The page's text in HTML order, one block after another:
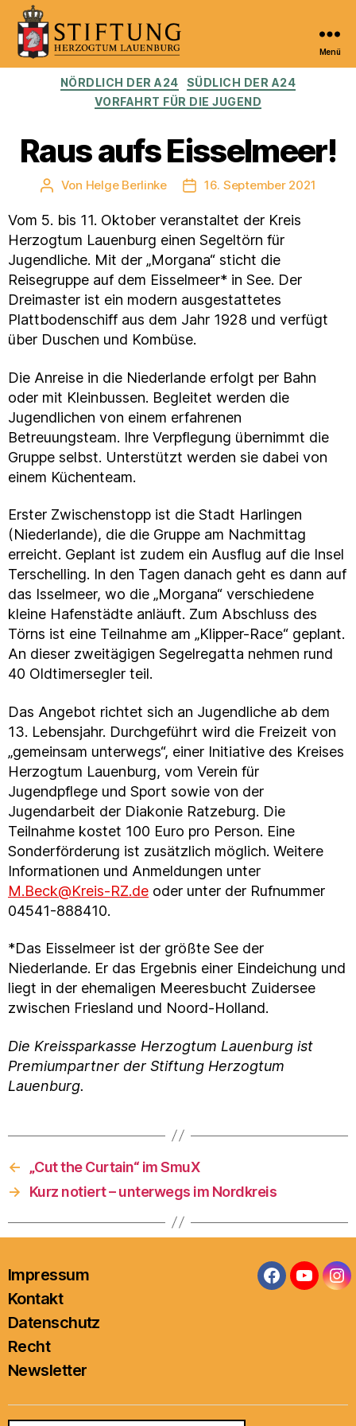
Kulturportal
Lauenburg
Menü
Kategorien
NÖRDLICH DER A24
SÜDLICH DER A24
VORFAHRT FÜR DIE JUGEND
Raus aufs Eisselmeer!
Beitragsautor
Von Helge Berlinke Veröffentlichungsdatum
16. September 2021
Vom 5. bis 11. Oktober veranstaltet der Kreis
Herzogtum Lauenburg einen Segeltörn für
Jugendliche. Mit der „Morgana“ sticht die
Reisegruppe auf dem Eisselmeer* in See. Der
Dreimaster ist ein modern ausgestattetes
Plattbodenschiff aus dem Jahr 1928 und verfügt
über Duschen und Kombüse.
Die Anreise in die Niederlande erfolgt per Bahn
oder mit Kleinbussen. Begleitet werden die
Jugendlichen von einem erfahrenen
Betreuungsteam. Ihre Verpflegung übernimmt die
Gruppe selbst. Unterstützt werden sie dabei von
einem Küchenteam.
Erster Zwischenstopp ist die Stadt Harlingen
(Niederlande), die die Gruppe am Nachmittag
erreicht. Geplant ist zudem ein Ausflug auf die Insel
Terschelling. In den Tagen danach geht es dann auf
das Isselmeer, wo die „Morgana“ verschiedene
kleine Hafenstädte anläuft. Zum Abschluss des
Törns ist eine Teilnahme am „Klipper-Race“ geplant.
An dieser zweitägigen Segelregatta nehmen rund
40 Oldtimersegler teil.
Das Angebot richtet sich an Jugendliche ab dem
13. Lebensjahr. Durchgeführt wird die Freizeit von
„gemeinsam unterwegs“, einer Initiative des Kreises
Herzogtum Lauenburg, vom Verein für
Jugendpflege und Sport sowie von der
Jugendarbeit der Diakonie Ratzeburg. Die
Teilnahme kostet 100 Euro pro Person. Eine
Sonderförderung ist zusätzlich möglich. Weitere
Informationen und Anmeldungen unter
M.Beck@Kreis-RZ.de oder unter der Rufnummer
04541-888410.
*Das Eisselmeer ist der größte See der
Niederlande. Er das Ergebnis einer Eindeichung und
liegt in der ehemaligen Meeresbucht Zuidersee
zwischen Friesland und Noord-Holland.
Die Kreissparkasse Herzogtum Lauenburg ist
Premiumpartner der Stiftung Herzogtum
Lauenburg.
←
„Cut the Curtain“ im SmuX
→
Kurz notiert – unterwegs im Nordkreis
Impressum
Kontakt
Datenschutz
Recht
Newsletter
Facebook